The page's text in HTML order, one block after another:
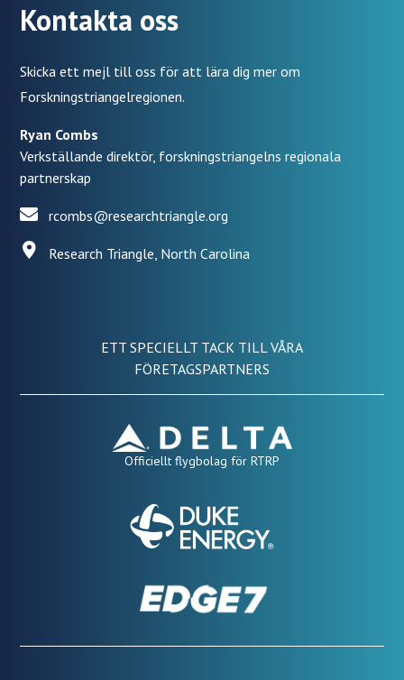
Kontakta oss
Skicka ett mejl till oss för att lära dig mer om
Forskningstriangelregionen.
Ryan Combs
Verkställande direktör, forskningstriangelns regionala
partnerskap
rcombs@researchtriangle.org
Research Triangle, North Carolina
ETT SPECIELLT TACK TILL VÅRA
FÖRETAGSPARTNERS
Officiellt flygbolag för RTRP